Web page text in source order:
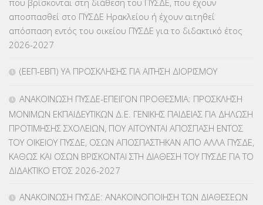
ΚΕΣΥΠ(109)
ΚΠγ – ΚΡΑΤΙΚΟ ΠΙΣΤΟΠΟΙΗΤΙΚΟ ΓΛΩΣΣΟΜΑΘΕΙΑΣ
ΚΠπ- ΚΡΑΤΙΚΟ ΠΙΣΤΟΠΟΙΗΤΙΚΟ ΠΛΗΡΟΦΟΡΙΚΗΣ(12)
ΛΟΙΠΑ(309)
ΜΑΘΗΤΕΙΑ(275)
ΜΕΤΑΘΕΣΕΙΣ-ΤΟΠΟΘΕΤΗΣΕΙΣ ΒΕΛΤΙΩΣΕΙΣ(319)
αποσπασθεί στο ΠΥΣΔΕ Ηρακλείου ή έχουν αιτηθεί
απόσπαση εντός του οικείου ΠΥΣΔΕ για το διδακτικό έτος
2026-2027
(ΕΕΠ-ΕΒΠ) ΥΑ ΠΡΟΣΚΛΗΣΗΣ ΓΙΑ ΑΙΤΗΣΗ ΔΙΟΡΙΣΜΟΥ
ΑΝΑΚΟΙΝΩΣΗ ΠΥΣΔΕ-ΕΠΕΙΓΟΝ ΠΡΟΘΕΣΜΙΑ: ΠΡΟΣΚΛΗΣΗ
ΜΟΝΙΜΩΝ ΕΚΠΑΙΔΕΥΤΙΚΩΝ Δ.Ε. ΓΕΝΙΚΗΣ ΠΑΙΔΕΙΑΣ ΓΙΑ ΔΗΛΩΣΗ
ΠΡΟΤΙΜΗΣΗΣ ΣΧΟΛΕΙΩΝ, ΠΟΥ ΑΙΤΟΥΝΤΑΙ ΑΠΟΣΠΑΣΗ ΕΝΤΟΣ
ΤΟΥ ΟΙΚΕΙΟΥ ΠΥΣΔΕ, ΟΣΩΝ ΑΠΟΣΠΑΣΤΗΚΑΝ ΑΠΟ ΑΛΛΑ ΠΥΣΔΕ,
ΚΑΘΩΣ ΚΑΙ ΟΣΩΝ ΒΡΙΣΚΟΝΤΑΙ ΣΤΗ ΔΙΑΘΕΣΗ ΤΟΥ ΠΥΣΔΕ ΓΙΑ ΤΟ
ΔΙΔΑΚΤΙΚΟ ΕΤΟΣ 2026-2027
ΑΝΑΚΟΙΝΩΣΗ ΠΥΣΔΕ: ΑΝΑΚΟΙΝΟΠΟΙΗΣΗ ΤΩΝ ΔΙΑΘΕΣΕΩΝ